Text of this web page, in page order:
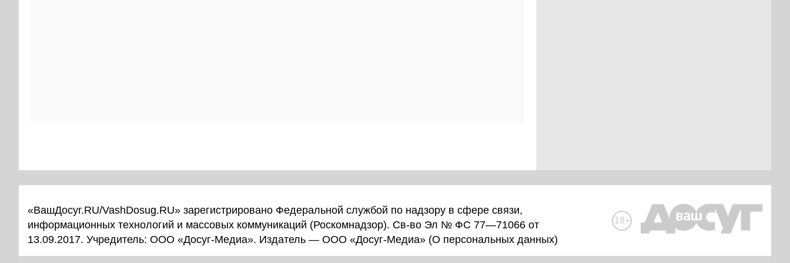
«ВашДосуг.RU/VashDosug.RU» зарегистрировано Федеральной службой по надзору в сфере связи,
информационных технологий и массовых коммуникаций (Роскомнадзор). Св-во Эл № ФС 77—71066 от
13.09.2017. Учредитель: ООО «Досуг-Медиа». Издатель — ООО «Досуг-Медиа» (О персональных данных)
18+